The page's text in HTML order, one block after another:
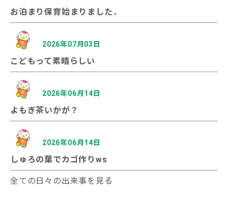
お泊まり保育始まりました．
2026年07月03日
こどもって素晴らしい
2026年06月14日
よもぎ茶いかが？
2026年06月14日
しゅろの葉でカゴ作りws
全ての日々の出来事を見る